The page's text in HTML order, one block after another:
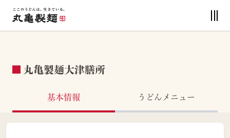
丸亀製麺大津膳所
基本情報 うどんメニュー